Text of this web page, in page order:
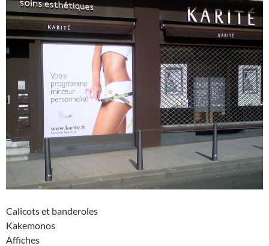
Calicots et banderoles
Kakemonos
Affiches